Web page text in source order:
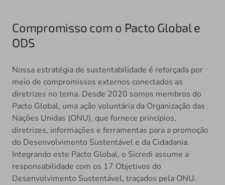
Compromisso com o Pacto Global e
ODS
Nossa estratégia de sustentabilidade é reforçada por
meio de compromissos externos conectados as
diretrizes no tema. Desde 2020 somos membros do
Pacto Global, uma ação voluntária da Organização das
Nações Unidas (ONU), que fornece princípios,
diretrizes, informações e ferramentas para a promoção
do Desenvolvimento Sustentável e da Cidadania.
Integrando este Pacto Global, o Sicredi assume a
responsabilidade com os 17 Objetivos do
Desenvolvimento Sustentável, traçados pela ONU.